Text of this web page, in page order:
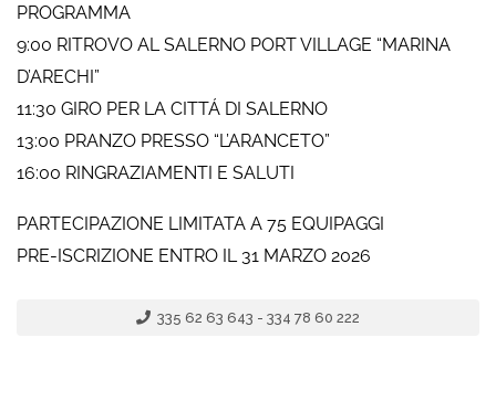
PROGRAMMA
9:00 RITROVO AL SALERNO PORT VILLAGE “MARINA
D’ARECHI”
11:30 GIRO PER LA CITTÁ DI SALERNO
13:00 PRANZO PRESSO “L’ARANCETO”
16:00 RINGRAZIAMENTI E SALUTI
PARTECIPAZIONE LIMITATA A 75 EQUIPAGGI
PRE-ISCRIZIONE ENTRO IL 31 MARZO 2026
335 62 63 643 - 334 78 60 222